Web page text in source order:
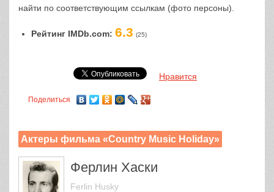
найти по соответствующим ссылкам (фото персоны).
Рейтинг IMDb.com: 6.3 (25)
Нравится
Поделиться
Актеры фильма «Country Music Holiday»
Ферлин Хаски
Ferlin Husky